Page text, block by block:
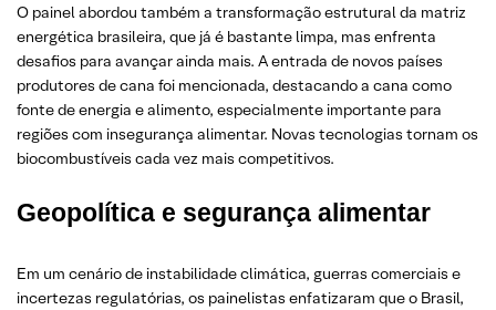
O painel abordou também a transformação estrutural da matriz
energética brasileira, que já é bastante limpa, mas enfrenta
desafios para avançar ainda mais. A entrada de novos países
produtores de cana foi mencionada, destacando a cana como
fonte de energia e alimento, especialmente importante para
regiões com insegurança alimentar. Novas tecnologias tornam os
biocombustíveis cada vez mais competitivos.
Geopolítica e segurança alimentar
Em um cenário de instabilidade climática, guerras comerciais e
incertezas regulatórias, os painelistas enfatizaram que o Brasil,